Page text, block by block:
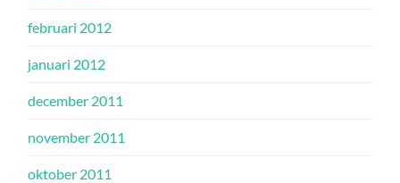
februari 2012
januari 2012
december 2011
november 2011
oktober 2011